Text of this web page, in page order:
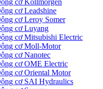
cơ Kollmorgen
cơ Leadshine
cơ Leroy Somer
cơ Luyang
cơ Mitsubishi Electric
cơ Moll-Motor
cơ Nanotec
cơ OME Electric
cơ Oriental Motor
cơ SAI Hydraulics